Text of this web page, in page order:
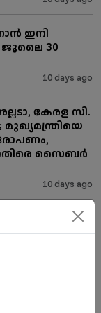
ഇനി
ജൂലൈ 30
10 days ago
കേരള സി.
മുഖ്യമന്ത്രിയെ
സൈബര്‍
10 days ago
മാത്രം